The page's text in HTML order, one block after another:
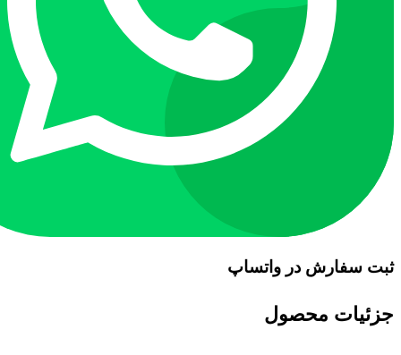
ثبت سفارش در واتساپ
جزئیات محصول